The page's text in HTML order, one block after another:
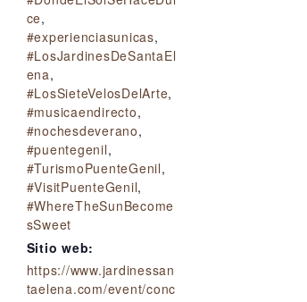
ce,
#experienciasunicas,
#LosJardinesDeSantaEl
ena,
#LosSieteVelosDelArte,
#musicaendirecto,
#nochesdeverano,
#puentegenil,
#TurismoPuenteGenil,
#VisitPuenteGenil,
#WhereTheSunBecome
sSweet
Sitio web:
https://www.jardinessan
taelena.com/event/conc